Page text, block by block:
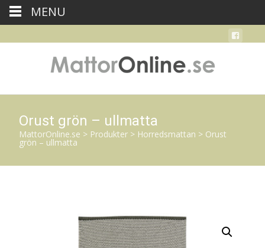
Orust grön – ullmatta
MattorOnline.se > Produkter > Horredsmattan > Orust
grön – ullmatta
MENU